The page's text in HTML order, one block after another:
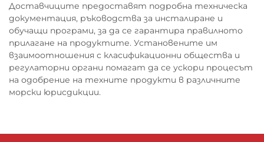
Доставчиците предоставят подробна техническа
документация, ръководства за инсталиране и
обучащи програми, за да се гарантира правилното
прилагане на продуктите. Установените им
взаимоотношения с класификационни общества и
регулаторни органи помагат да се ускори процесът
на одобрение на техните продукти в различните
морски юрисдикции.